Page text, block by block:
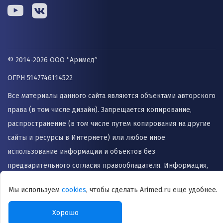
© 2014-2026 ООО “Аримед”
ОГРН 5147746114522
Все материалы данного сайта являются объектами авторского
права (в том числе дизайн). Запрещается копирование,
распространение (в том числе путем копирования на другие
сайты и ресурсы в Интернете) или любое иное
использование информации и объектов без
предварительного согласия правообладателя. Информация,
может быть использована для назначения лечения и
Мы используем cookies, чтобы сделать Arimed.ru еще удобнее.
Хорошо